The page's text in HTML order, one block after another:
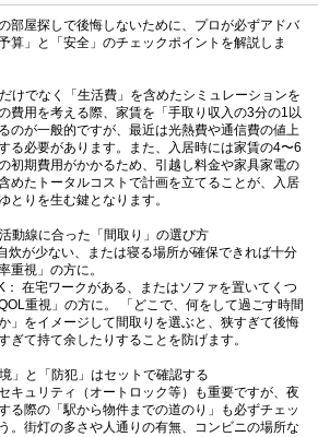
部屋探しで後悔しないために、プロが必ずアドバ
算」と「安全」のチェックポイントを解説しま
けでなく「生活費」を含めたシミュレーションを
費用を考える際、家賃を「手取り収入の3分の1以
のが一般的ですが、最近は光熱費や通信費の値上
る必要があります。また、入居時には家賃の4〜6
初期費用がかかるため、引越し料金や家具家電の
めたトータルコストで計画を立てることが、入居
とりを生む鍵となります。
動線に合った「間取り」の選び方
炊が少ない、または寝る場所が確保できれば十分
重視」の方に。
： 在宅ワークがある、またはソファを置いてくつ
重視」の方に。 「どこで、何をして過ごす時間
」をイメージして間取りを選ぶと、狭すぎて後悔
ぎて持て余したりすることを防げます。
」と「防犯」はセットで確認する
キュリティ（オートロック等）も重要ですが、夜
る際の「駅から物件までの道のり」も必ずチェッ
。街灯の多さや人通りの有無、コンビニの場所な